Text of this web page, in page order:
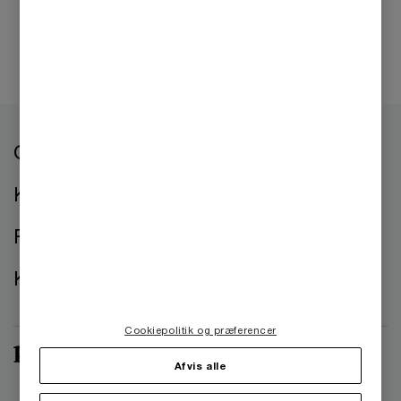
Om os
Kontorer
Presse
Kontakt os
Afvis alle
Cookiepolitik og præferencer